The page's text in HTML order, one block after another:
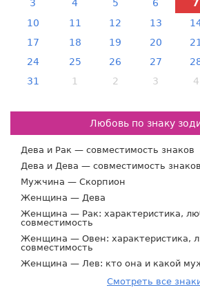
3
4 5 6 7
10
11 12 13
17
18 19 20 21
24
25 26 27
31
1 2 3 4
Любовь по знаку
Дева и Рак — совместимость знаков
Дева и Дева — совместимость знаков
Мужчина — Скорпион
Женщина — Дева
Женщина — Рак: характеристика,
совместимость
Женщина — Овен: характеристика,
совместимость
Женщина — Лев: кто она и какой
Смотреть все